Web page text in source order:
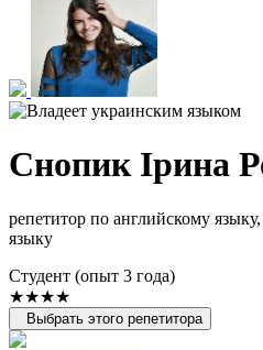
Снопик Ірина
репетитор по английскому
языку
Cтудент (опыт 3 года)
★★★★
Выбрать этого репетитора